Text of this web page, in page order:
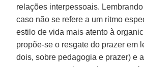
relações interpessoais. Lembrando
caso não se refere a um ritmo
estilo de vida mais atento à
propõe-se o resgate do prazer em
dois, sobre pedagogia e prazer) e